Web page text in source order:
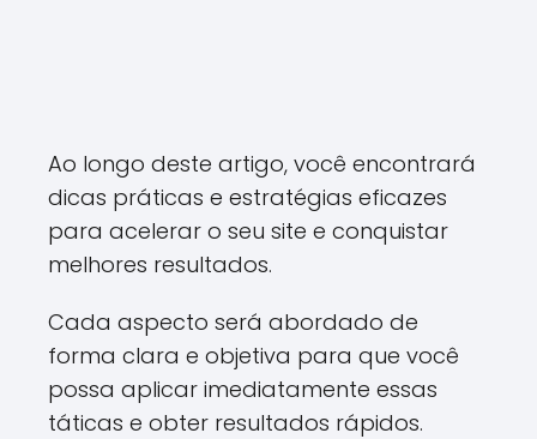
Ao longo deste artigo, você encontrará
dicas práticas e estratégias eficazes
para acelerar o seu site e conquistar
melhores resultados.
Cada aspecto será abordado de
forma clara e objetiva para que você
possa aplicar imediatamente essas
táticas e obter resultados rápidos.